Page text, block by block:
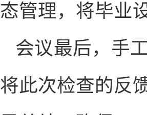
态管理，将毕业
会议最后，手
将此次检查的反